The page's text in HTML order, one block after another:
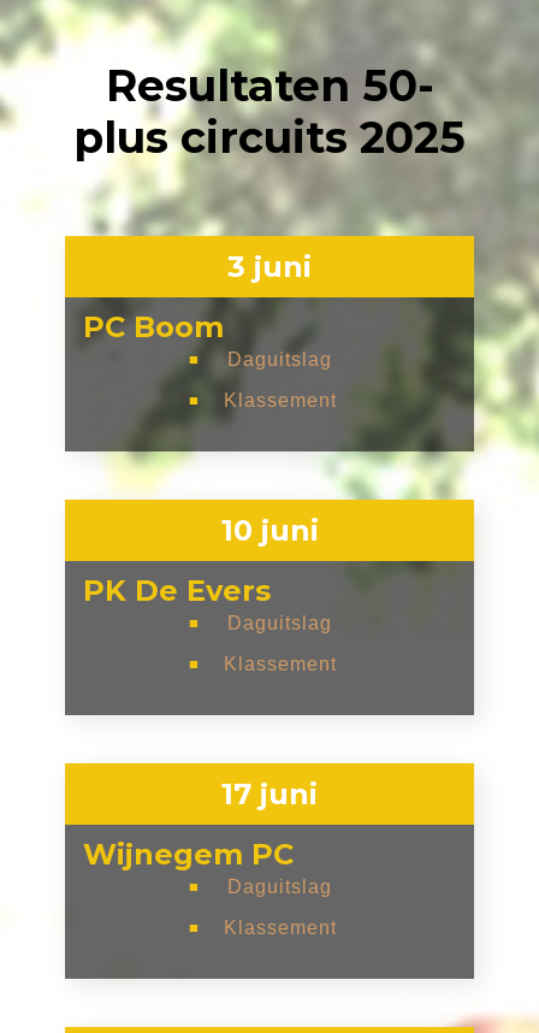
Resultaten 50-
plus circuits 2025
3 juni
PC Boom
■ Daguitslag
■ Klassement
10 juni
PK De Evers
■ Daguitslag
■ Klassement
17 juni
Wijnegem PC
■ Daguitslag
■ Klassement